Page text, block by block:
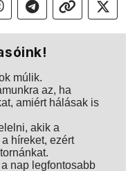
múlik.
az, ha
amiért hálásak is
akik a
híreket, ezért
nap legfontosabb